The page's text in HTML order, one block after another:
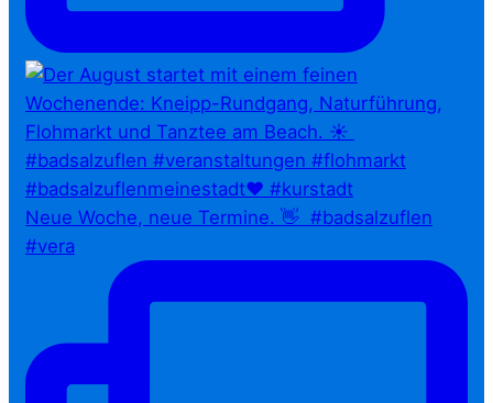
Neue Woche, neue Termine. 👋⁠ ⁠ #badsalzuflen
#vera